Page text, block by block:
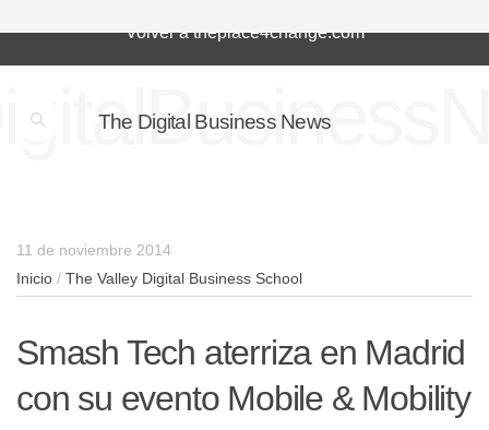
Volver a theplace4change.com
The Digital Business News
11 de noviembre 2014
Inicio / The Valley Digital Business School
Smash Tech aterriza en Madrid
con su evento Mobile & Mobility